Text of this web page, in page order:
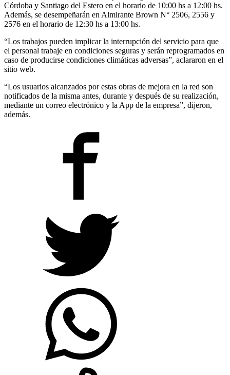
Córdoba y Santiago del Estero en el horario de 10:00 hs a 12:00 hs.
Además, se desempeñarán en Almirante Brown N° 2506, 2556 y
2576 en el horario de 12:30 hs a 13:00 hs.
“Los trabajos pueden implicar la interrupción del servicio para que
el personal trabaje en condiciones seguras y serán reprogramados en
caso de producirse condiciones climáticas adversas”, aclararon en el
sitio web.
“Los usuarios alcanzados por estas obras de mejora en la red son
notificados de la misma antes, durante y después de su realización,
mediante un correo electrónico y la App de la empresa”, dijeron,
además.